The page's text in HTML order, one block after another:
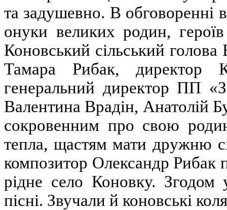
та задушевно. В обговоренні
онуки великих родин,
Коновський сільський голова
Тамара Рибак, директор
генеральний директор ПП
Валентина Врадін, Анатолій
сокровенним про свою
тепла, щастям мати дружню
композитор Олександр Рибак
рідне село Коновку. Згодом
пісні. Звучали й коновські